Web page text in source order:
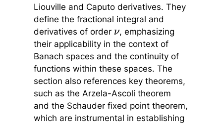
Liouville and Caputo derivatives. They
define the fractional integral and
derivatives of order ν, emphasizing
their applicability in the context of
Banach spaces and the continuity of
functions within these spaces. The
section also references key theorems,
such as the Arzela-Ascoli theorem
and the Schauder fixed point theorem,
which are instrumental in establishing